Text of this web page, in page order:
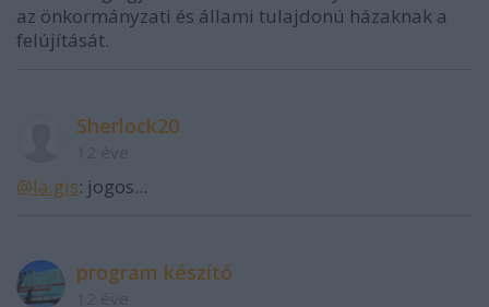
az önkormányzati és állami tulajdonú házaknak a
felújítását.
Sherlock20
@la.gis: jogos...
program készítő